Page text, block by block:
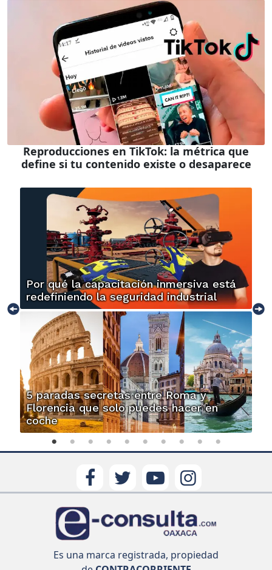
Reproducciones en TikTok: la métrica que
define si tu contenido existe o desaparece
Por qué la capacitación inmersiva está
redefiniendo la seguridad industrial
5 paradas secretas entre Roma y
Florencia que solo puedes hacer en
coche
Es una marca registrada, propiedad